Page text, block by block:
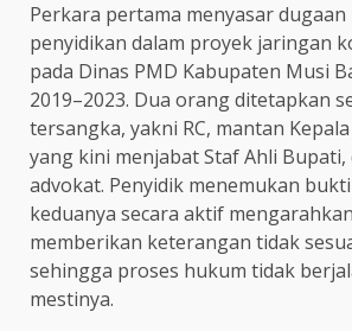
Perkara pertama menyasar
penyidikan dalam proyek jaringan
pada Dinas PMD Kabupaten Musi
2019–2023. Dua orang ditetapkan
tersangka, yakni RC, mantan
yang kini menjabat Staf Ahli Bupati,
advokat. Penyidik menemukan
keduanya secara aktif
memberikan keterangan tidak
sehingga proses hukum tidak
mestinya.